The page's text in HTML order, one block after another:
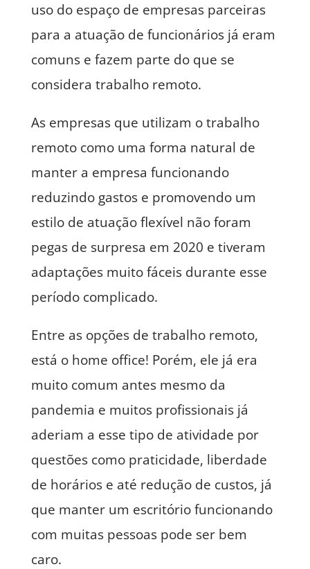
uso do espaço de empresas parceiras
para a atuação de funcionários já eram
comuns e fazem parte do que se
considera trabalho remoto.
As empresas que utilizam o trabalho
remoto como uma forma natural de
manter a empresa funcionando
reduzindo gastos e promovendo um
estilo de atuação flexível não foram
pegas de surpresa em 2020 e tiveram
adaptações muito fáceis durante esse
período complicado.
Entre as opções de trabalho remoto,
está o home office! Porém, ele já era
muito comum antes mesmo da
pandemia e muitos profissionais já
aderiam a esse tipo de atividade por
questões como praticidade, liberdade
de horários e até redução de custos, já
que manter um escritório funcionando
com muitas pessoas pode ser bem
caro.